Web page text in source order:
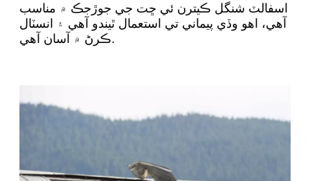
اسفالٽ شنگل ڪيترن ئي ڇت جي جوڙجڪ ۾ مناسب
آهي، اهو وڏي پيماني تي استعمال ٿيندو آهي ۽ انسٽال
ڪرڻ ۾ آسان آهي.